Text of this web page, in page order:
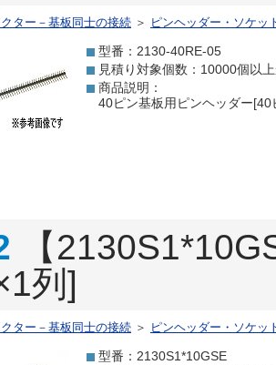
クター－基板同士の接続 ＞ ピンヘッダー・ソケッ
型番：2130-40RE-05
見積り対象個数：10000個以
商品説明：
40ピン基板用ピンヘッダー
【
列]
クター－基板同士の接続 ＞ ピンヘッダー・ソケッ
型番：2130S1*10GSE